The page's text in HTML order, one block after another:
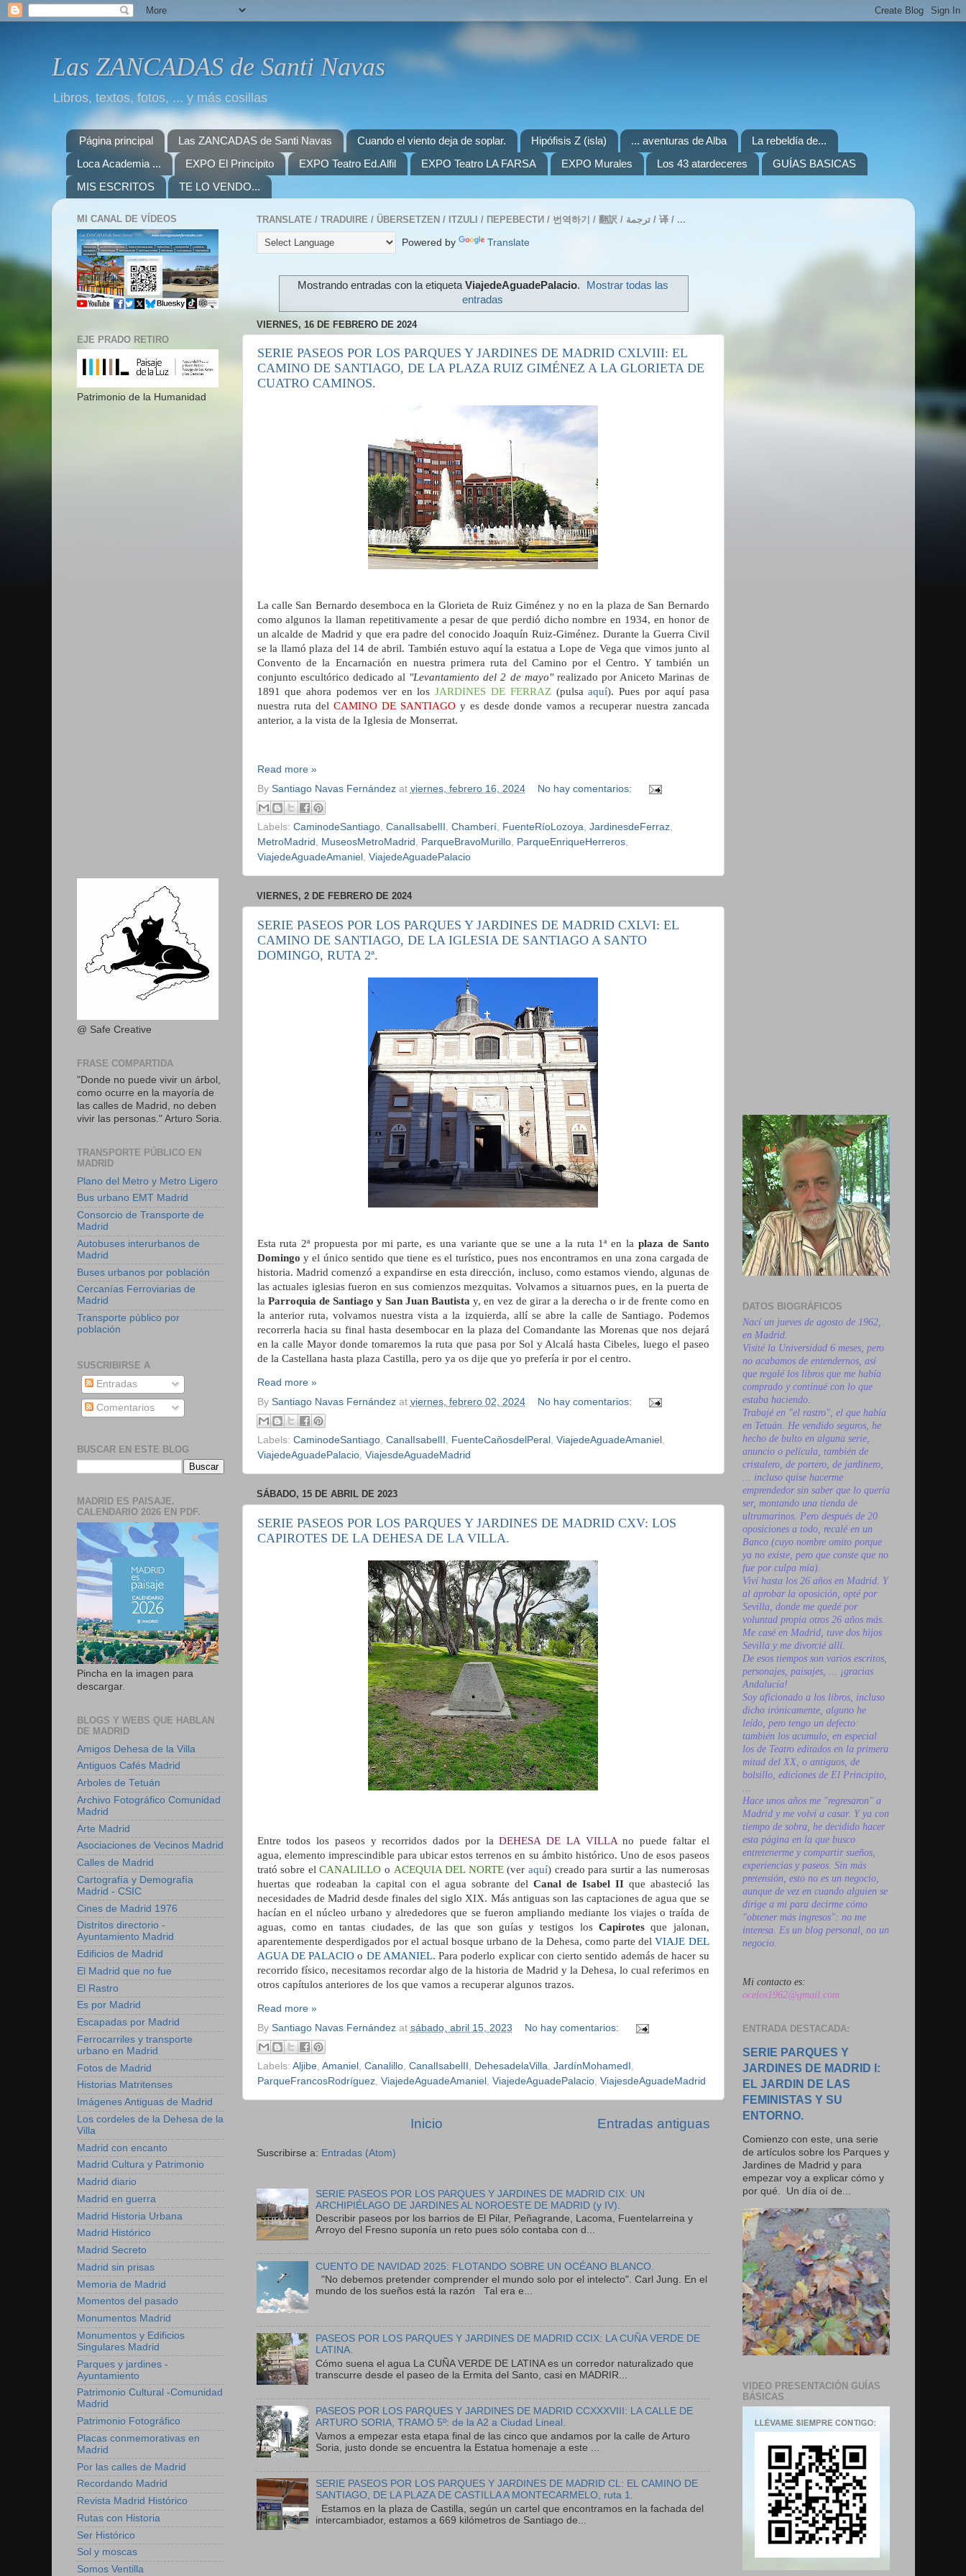
Las ZANCADAS de Santi Navas
Libros, textos, fotos, ... y más cosillas
Página principal Las ZANCADAS de Santi Navas Cuando el viento deja de soplar. Hipófisis Z (isla) ... aventuras de Alba
La rebeldía de...
Loca Academia ...
EXPO El Principito EXPO Teatro Ed.Alfil EXPO Teatro LA FARSA EXPO Murales Los 43 atardeceres
GUÍAS BASICAS
MIS ESCRITOS
TE LO VENDO...
TRANSLATE / TRADUIRE / ÜBERSETZEN / ITZULI / ПЕРЕВЕСТИ / 번역하기 / 翻訳 / ترجمة / 译 / ...
Powered by Translate
Mostrando entradas con la etiquetaViajedeAguadePalacio.
Mostrar todas las
entradas
VIERNES, 16 DE FEBRERO DE 2024
SERIE PASEOS POR LOS PARQUES Y JARDINES DE MADRID CXLVIII: EL
CAMINO DE SANTIAGO, DE LA PLAZA RUIZ GIMÉNEZ A LA GLORIETA DE
CUATRO CAMINOS.
La calle San Bernardo desemboca en la Glorieta de Ruiz Giménez y no en la plaza de San Bernardo
como algunos la llaman repetitivamente a pesar de que perdió dicho nombre en 1934, en honor de
un alcalde de Madrid y que era padre del conocido Joaquín Ruiz-Giménez. Durante la Guerra Civil
se la llamó plaza del 14 de abril. También estuvo aquí la estatua a Lope de Vega que vimos junto al
Convento de la Encarnación en nuestra primera ruta del Camino por el Centro. Y también un
conjunto escultórico dedicado al "Levantamiento del 2 de mayo"realizado por Aniceto Marinas de
1891 que ahora podemos ver en losJARDINES DE FERRAZ(pulsaaquí). Pues por aquí pasa
nuestra ruta del CAMINO DE SANTIAGOy es desde donde vamos a recuperar nuestra zancada
anterior, a la vista de la Iglesia de Monserrat.
Read more »
By Santiago Navas Fernández at viernes, febrero 16, 2024 No hay comentarios:
Labels: CaminodeSantiago, CanalIsabelII , Chamberí, FuenteRíoLozoya, JardinesdeFerraz,
MetroMadrid , MuseosMetroMadrid , ParqueBravoMurillo, ParqueEnriqueHerreros,
ViajedeAguadeAmaniel , ViajedeAguadePalacio
VIERNES, 2 DE FEBRERO DE 2024
SERIE PASEOS POR LOS PARQUES Y JARDINES DE MADRID CXLVI: EL
CAMINO DE SANTIAGO, DE LA IGLESIA DE SANTIAGO A SANTO
DOMINGO, RUTA 2ª.
Esta ruta 2ª propuesta por mi parte, es una variante que se une a la ruta 1ª en la plaza de Santo
Domingo y el único sentido que tiene es el turístico, pues nos encontramos en una zona cargada de
historia. Madrid comenzó a expandirse en esta dirección, incluso, como estamos viendo, algunas de
las actuales iglesias fueron en sus comienzos mezquitas. Volvamos a situarnos pues, en la puerta de
la Parroquia de Santiago y San Juan Bautista y, en vez de girar a la derecha o ir de frente como en
la anterior ruta, volvamos nuestra vista a la izquierda, allí se abre la calle de Santiago. Podemos
recorrerla hacia su final hasta desembocar en la plaza del Comandante las Morenas que nos dejará
en la calle Mayor donde tomaremos la ruta que pasa por Sol y Alcalá hasta Cibeles, luego el paseo
de la Castellana hasta plaza Castilla, pero ya os dije que yo prefería ir por el centro.
Read more »
By Santiago Navas Fernández at viernes, febrero 02, 2024 No hay comentarios:
Labels: CaminodeSantiago, CanalIsabelII , FuenteCañosdelPeral , ViajedeAguadeAmaniel ,
ViajedeAguadePalacio, ViajesdeAguadeMadrid
SÁBADO, 15 DE ABRIL DE 2023
SERIE PASEOS POR LOS PARQUES Y JARDINES DE MADRID CXV: LOS
CAPIROTES DE LA DEHESA DE LA VILLA.
Entre todos los paseos y recorridos dados por laDEHESA DE LA VILLAno puede faltar el
agua, elemento imprescindible para ubicar estos terrenos en su ámbito histórico. Uno de esos paseos
trató sobre elCANALILLO o ACEQUIA DEL NORTE(ver aquí) creado para surtir a las numerosas
huertas que rodeaban la capital con el agua sobrante del Canal de Isabel IIque abasteció las
necesidades de Madrid desde finales del siglo XIX. Más antiguas son las captaciones de agua que se
hacían en el núcleo urbano y alrededores que se fueron ampliando mediante los viajes o traída de
aguas, como en tantas ciudades, de las que son guías y testigos los Capirotesque jalonan,
aparentemente desperdigados por el actual bosque urbano de la Dehesa, como parte delVIAJE DEL
AGUA DE PALACIOo DE AMANIEL. Para poderlo explicar con cierto sentido además de hacer su
recorrido físico, necesitamos recordar algo de la historia de Madrid y la Dehesa, lo cual referimos en
otros capítulos anteriores de los que vamos a recuperar algunos trazos.
Read more »
By Santiago Navas Fernández at sábado, abril 15, 2023 No hay comentarios:
Labels: Aljibe, Amaniel , Canalillo, CanalIsabelII , DehesadelaVilla, JardínMohamedI ,
ParqueFrancosRodríguez, ViajedeAguadeAmaniel , ViajedeAguadePalacio, ViajesdeAguadeMadrid
Entradas antiguas
Inicio
Suscribirse a: Entradas (Atom)
SERIE PASEOS POR LOS PARQUES Y JARDINES DE MADRID CIX: UN
ARCHIPIÉLAGO DE JARDINES AL NOROESTE DE MADRID (y IV).
Describir paseos por los barrios de El Pilar, Peñagrande, Lacoma, Fuentelarreina y
Arroyo del Fresno suponía un reto pues sólo contaba con d...
CUENTO DE NAVIDAD 2025: FLOTANDO SOBRE UN OCÉANO BLANCO.
"No debemos pretender comprender el mundo solo por el intelecto". Carl Jung. En el
mundo de los sueños está la razón Tal era e...
PASEOS POR LOS PARQUES Y JARDINES DE MADRID CCIX: LA CUÑA VERDE DE
LATINA.
Cómo suena el agua La CUÑA VERDE DE LATINA es un corredor naturalizado que
transcurre desde el paseo de la Ermita del Santo, casi en MADRIR...
PASEOS POR LOS PARQUES Y JARDINES DE MADRID CCXXXVIII: LA CALLE DE
ARTURO SORIA, TRAMO 5º: de la A2 a Ciudad Lineal.
Vamos a empezar esta etapa final de las cinco que andamos por la calle de Arturo
Soria, justo donde se encuentra la Estatua homenaje a este ...
SERIE PASEOS POR LOS PARQUES Y JARDINES DE MADRID CL: EL CAMINO DE
SANTIAGO, DE LA PLAZA DE CASTILLA A MONTECARMELO, ruta 1.
Estamos en la plaza de Castilla, según un cartel que encontramos en la fachada del
intercambiador, estamos a 669 kilómetros de Santiago de...
MI CANAL DE VÍDEOS
EJE PRADO RETIRO
Patrimonio de la Humanidad
@ Safe Creative
FRASE COMPARTIDA
"Donde no puede vivir un árbol,
como ocurre en la mayoría de
las calles de Madrid, no deben
vivir las personas." Arturo Soria.
TRANSPORTE PÚBLICO EN
MADRID
Plano del Metro y Metro Ligero
Bus urbano EMT Madrid
Consorcio de Transporte de
Madrid
Autobuses interurbanos de
Madrid
Buses urbanos por población
Cercanías Ferroviarias de
Madrid
Transporte público por
población
SUSCRIBIRSE A
Entradas
Comentarios
BUSCAR EN ESTE BLOG
MADRID ES PAISAJE.
CALENDARIO 2026 EN PDF.
Pincha en la imagen para
descargar.
BLOGS Y WEBS QUE HABLAN
DE MADRID
Amigos Dehesa de la Villa
Antiguos Cafés Madrid
Arboles de Tetuán
Archivo Fotográfico Comunidad
Madrid
Arte Madrid
Asociaciones de Vecinos Madrid
Calles de Madrid
Cartografía y Demografía
Madrid - CSIC
Cines de Madrid 1976
Distritos directorio -
Ayuntamiento Madrid
Edificios de Madrid
El Madrid que no fue
El Rastro
Es por Madrid
Escapadas por Madrid
Ferrocarriles y transporte
urbano en Madrid
Fotos de Madrid
Historias Matritenses
Imágenes Antiguas de Madrid
Los cordeles de la Dehesa de la
Villa
Madrid con encanto
Madrid Cultura y Patrimonio
Madrid diario
Madrid en guerra
Madrid Historia Urbana
Madrid Histórico
Madrid Secreto
Madrid sin prisas
Memoria de Madrid
Momentos del pasado
Monumentos Madrid
Monumentos y Edificios
Singulares Madrid
Parques y jardines -
Ayuntamiento
Patrimonio Cultural -Comunidad
Madrid
Patrimonio Fotográfico
Placas conmemorativas en
Madrid
Por las calles de Madrid
Recordando Madrid
Revista Madrid Histórico
Rutas con Historia
Ser Histórico
Sol y moscas
Somos Ventilla
DATOS BIOGRÁFICOS
Nací un jueves de agosto de 1962,
en Madrid.
Visité la Universidad 6 meses, pero
no acabamos de entendernos, así
que regalé los libros que me había
comprado y continué con lo que
estaba haciendo.
Trabajé en "el rastro", el que había
en Tetuán. He vendido seguros, he
hecho de bulto en alguna serie,
anuncio o película, también de
cristalero, de portero, de jardinero,
... incluso quise hacerme
emprendedor sin saber que lo quería
ser, montando una tienda de
ultramarinos. Pero después de 20
oposiciones a todo, recalé en un
Banco (cuyo nombre omito porque
ya no existe, pero que conste que no
fue por culpa mía).
Viví hasta los 26 años en Madrid. Y
al aprobar la oposición, opté por
Sevilla, donde me quedé por
voluntad propia otros 26 años más.
Me casé en Madrid, tuve dos hijos
Sevilla y me divorcié allí.
De esos tiempos son varios escritos,
personajes, paisajes, ... ¡gracias
Andalucía!
Soy aficionado a los libros, incluso
dicho irónicamente, alguno he
leído, pero tengo un defecto:
también los acumulo, en especial
los de Teatro editados en la primera
mitad del XX, o antiguos, de
bolsillo, ediciones de El Principito,
...
Hace unos años me "regresaron" a
Madrid y me volví a casar. Y ya con
tiempo de sobra, he decidido hacer
esta página en la que busco
entretenerme y compartir sueños,
experiencias y paseos. Sin más
pretensión, esto no es un negocio,
aunque de vez en cuando alguien se
dirige a mi para decirme cómo
"obtener más ingresos": no me
interesa. Es un blog personal, no un
negocio.
Mi contacto es:
ocelos1962@gmail.com
ENTRADA DESTACADA:
SERIE PARQUES Y
JARDINES DE MADRID I:
EL JARDIN DE LAS
FEMINISTAS Y SU
ENTORNO.
Comienzo con este, una serie
de artículos sobre los Parques y
Jardines de Madrid y para
empezar voy a explicar cómo y
por qué. Un día oí de...
VIDEO PRESENTACIÓN GUÍAS
BÁSICAS